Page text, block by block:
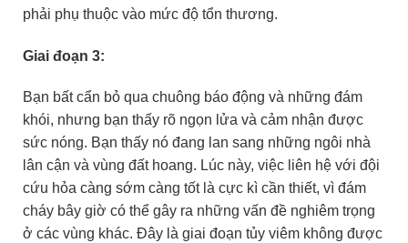
phải phụ thuộc vào mức độ tổn thương.
Giai đoạn 3:
Bạn bất cẩn bỏ qua chuông báo động và những đám
khói, nhưng bạn thấy rõ ngọn lửa và cảm nhận được
sức nóng. Bạn thấy nó đang lan sang những ngôi nhà
lân cận và vùng đất hoang. Lúc này, việc liên hệ với đội
cứu hỏa càng sớm càng tốt là cực kì cần thiết, vì đám
cháy bây giờ có thể gây ra những vấn đề nghiêm trọng
ở các vùng khác. Đây là giai đoạn tủy viêm không được